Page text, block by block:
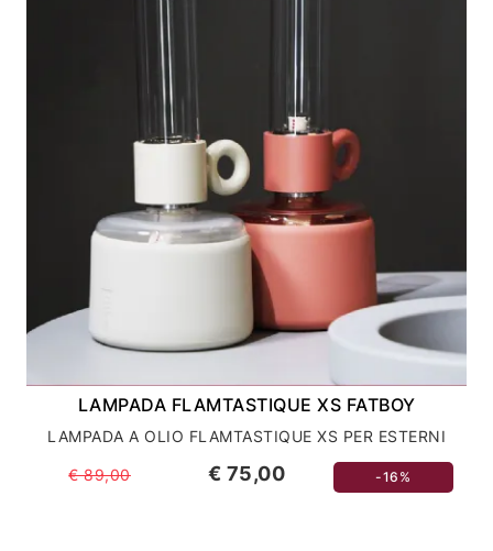
LAMPADA FLAMTASTIQUE XS FATBOY
LAMPADA A OLIO FLAMTASTIQUE XS PER ESTERNI
€ 89,00 € 75,00 -16%